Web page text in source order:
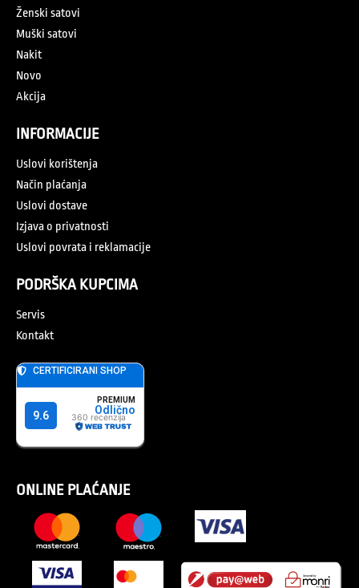
Ženski satovi
Muški satovi
Nakit
Novo
Akcija
INFORMACIJE
Uslovi korištenja
Način plaćanja
Uslovi dostave
Izjava o privatnosti
Uslovi povrata i reklamacije
PODRŠKA KUPCIMA
Servis
Kontakt
ONLINE PLAĆANJE